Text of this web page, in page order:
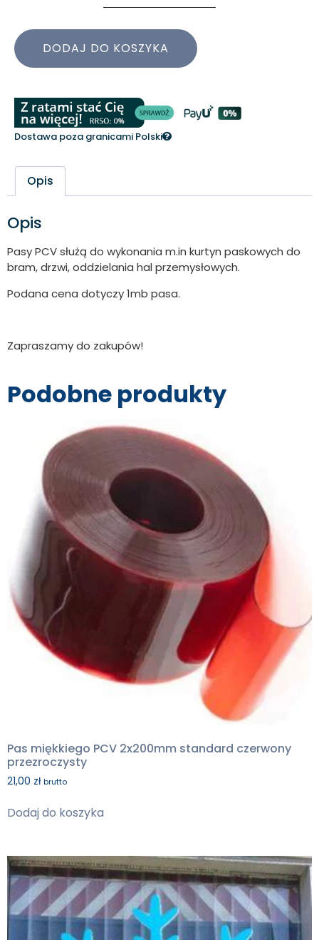
DODAJ DO KOSZYKA
Dostawa poza granicami Polski
Opis
Opis
Pasy PCV służą do wykonania m.in kurtyn paskowych do
bram, drzwi, oddzielania hal przemysłowych.
Podana cena dotyczy 1mb pasa.
Zapraszamy do zakupów!
Podobne produkty
Pas miękkiego PCV 2x200mm standard czerwony
przezroczysty
21,00 zł brutto
Dodaj do koszyka